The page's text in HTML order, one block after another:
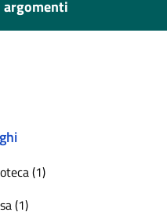
(1)
(1)